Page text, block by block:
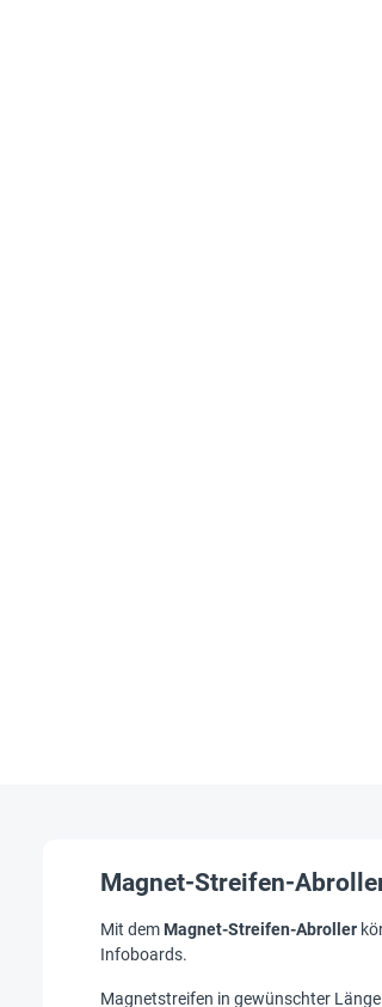
Magnet-Streifen-
Mit dem Magnet-Streifen-Abroller
Infoboards.
Magnetstreifen in gewünschter